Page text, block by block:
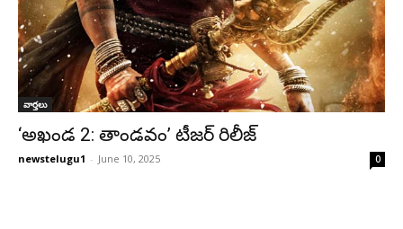
వార్తలు
‘అఖండ 2: తాండవం’ టీజర్ రిలీజ్
newstelugu1 - June 10, 2025 0